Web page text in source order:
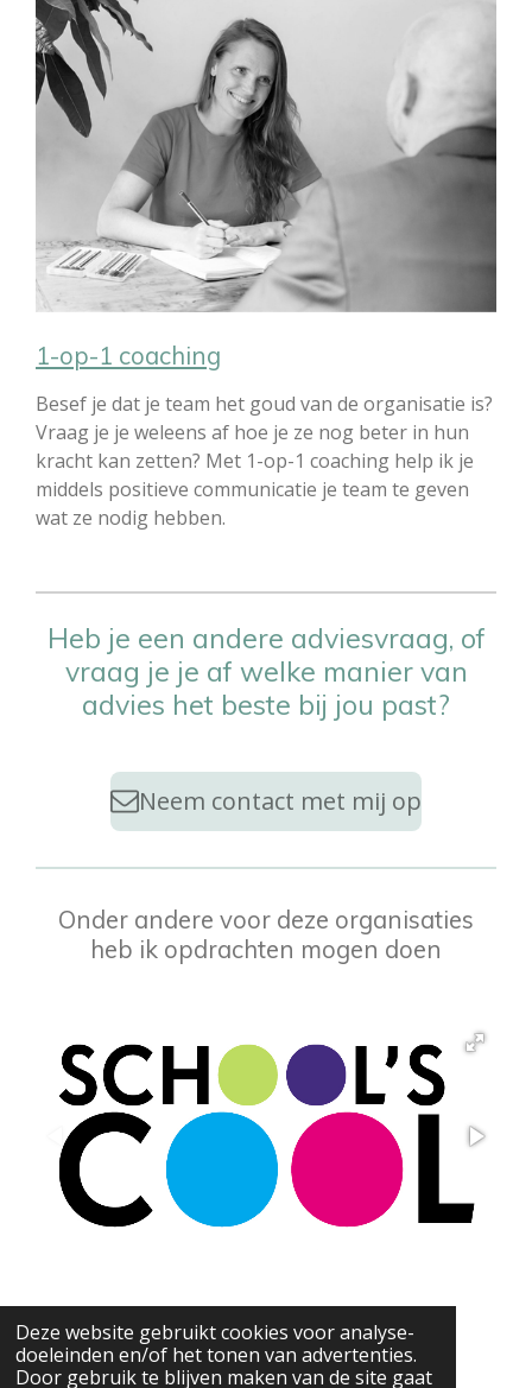
Deze website gebruikt cookies voor analyse-
doeleinden en/of het tonen van advertenties.
Door gebruik te blijven maken van de site gaat
1-op-1 coaching
Besef je dat je team het goud van de organisatie is?
Vraag je je weleens af hoe je ze nog beter in hun
kracht kan zetten? Met 1-op-1 coaching help ik je
middels positieve communicatie je team te geven
wat ze nodig hebben.
Heb je een andere adviesvraag, of
vraag je je af welke manier van
advies het beste bij jou past?
Neem contact met mij op
Onder andere voor deze organisaties
heb ik opdrachten mogen doen
© 2023 - 2026 OP EN TOP communicatie
Powered byJouwWeb